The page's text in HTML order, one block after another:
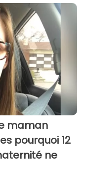
maman
pourquoi 12
ne